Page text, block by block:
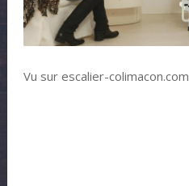
Vu sur escalier-colimacon.com